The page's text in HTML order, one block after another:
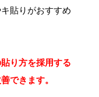
貼りがおすすめ
り方を採用する
できます。